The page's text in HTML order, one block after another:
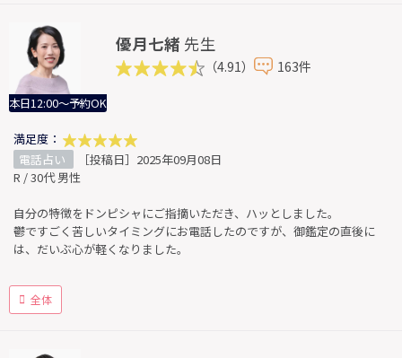
本日12:00～予約OK
優月七緒 先生
（4.91） 163件
満足度：
電話占い
［投稿日］2025年09月08日
R / 30代 男性
自分の特徴をドンピシャにご指摘いただき、ハッとしました。
鬱ですごく苦しいタイミングにお電話したのですが、御鑑定の直後に
は、だいぶ心が軽くなりました。
全体